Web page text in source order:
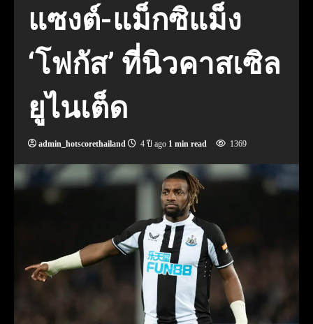
แซงต์-แม็กซิแม็ง
‘โฟกัส’ ที่นิวคาสเซิล
ยูไนเต็ด
admin_hotscorethailand 4 ปี ago 1 min read 1369